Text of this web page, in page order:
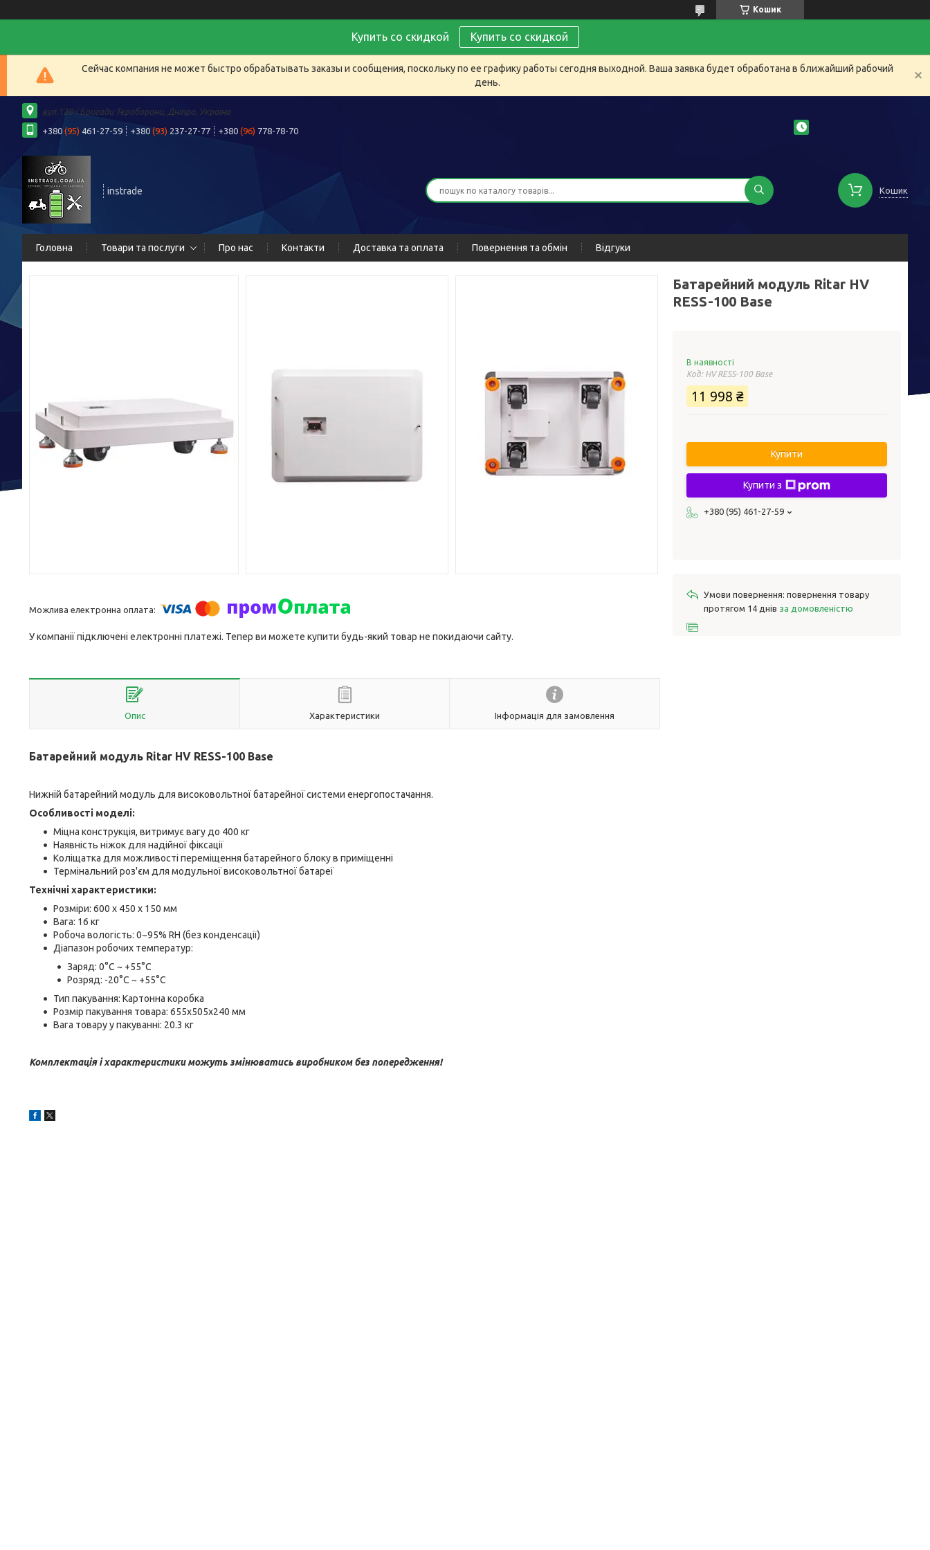
Кошик
Купить со скидкой Купить со скидкой
Сейчас компания не может быстро обрабатывать заказы и сообщения, поскольку по ее графику работы сегодня выходной. Ваша заявка будет обработана в ближайший рабочий
день.
вул.128-ї Бригади Тероборони, Дніпро, Україна
+380 (95) 461-27-59 +380 (93) 237-27-77 +380 (96) 778-78-70
instrade Кошик
Головна Товари та послуги Про нас Контакти Доставка та оплата Повернення та обмін Відгуки
У компанії підключені електронні платежі. Тепер ви можете купити будь-який товар не покидаючи сайту.
Опис Характеристики Інформація для замовлення
Батарейний модуль Ritar HV RESS-100 Base
Нижній батарейний модуль для високовольтної батарейної системи енергопостачання.
Особливості моделі:
Міцна конструкція, витримує вагу до 400 кг
Наявність ніжок для надійної фіксації
Коліщатка для можливості переміщення батарейного блоку в приміщенні
Термінальний роз'єм для модульної високовольтної батареї
Технічні характеристики:
Розміри: 600 х 450 х 150 мм
Вага: 16 кг
Робоча вологість: 0~95% RH (без конденсації)
Діапазон робочих температур:
Заряд: 0°C ~ +55°C
Розряд: -20°C ~ +55°C
Тип пакування: Картонна коробка
Розмір пакування товара: 655х505х240 мм
Вага товару у пакуванні: 20.3 кг
Комплектація і характеристики можуть змінюватись виробником без попередження!
Батарейний модуль Ritar HV
RESS-100 Base
В наявності
Код: HV RESS-100 Base
11 998 ₴
Купити
Купити з
+380 (95) 461-27-59
повернення товару
протягом 14 днів за домовленістю